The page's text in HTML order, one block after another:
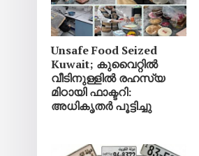
Unsafe Food Seized
Kuwait; കുവൈറ്റിൽ
വീടിനുള്ളിൽ രഹസ്യ
മിഠായി ഫാക്ടറി:
അധികൃതർ പൂട്ടിച്ചു